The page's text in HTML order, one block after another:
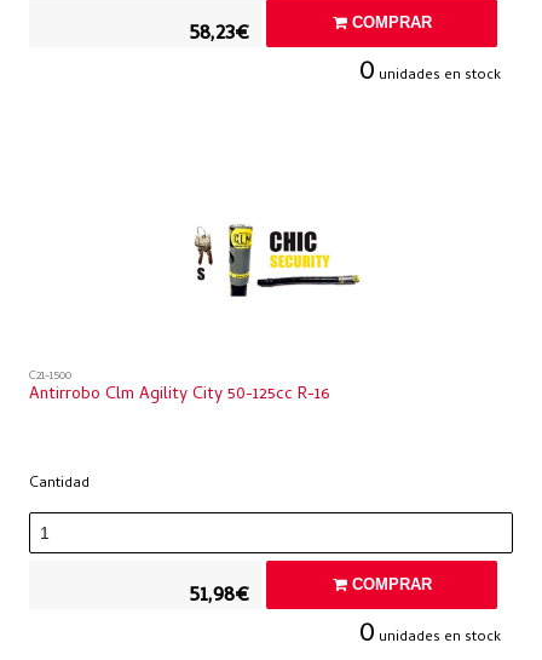
58,23€ COMPRAR
0 unidades en stock
C21-1500
Antirrobo Clm Agility City 50-125cc R-16
Cantidad
51,98€ COMPRAR
0 unidades en stock